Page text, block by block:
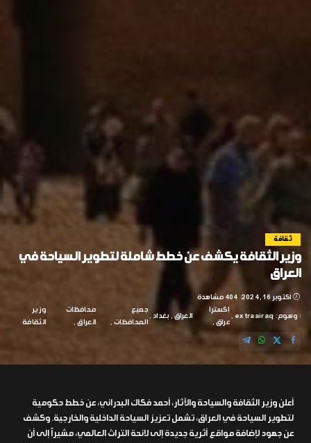
ثقافة
وزير الثقافة يكشف عن خطط شاملة لتطوير السياحة في
العراق
أكتوبر 16, 2024 404 مشاهدة
وسوم: extraairaq
إكسترا
عراق
العراق بغداد
جميع
المحافظات
محافظات
العراق
وزير
الثقافة
أعلن وزير الثقافة والسياحة والآثار، أحمد فكاك البدراني، عن خطط حكومية
لتطوير السياحة في العراق، تشمل تعزيز السياحة الداخلية والخارجية. وكشف
عن جهود لإضافة مواقع أثرية جديدة إلى لائحة التراث العالمي، مشيراً إلى أن